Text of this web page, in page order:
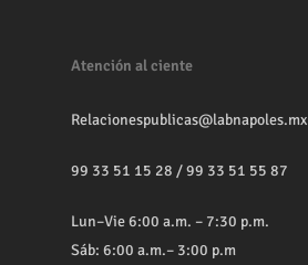
Atención al ciente
Relacionespublicas@labnapoles.mx
99 33 51 15 28 /99 33 51 55 87
Lun–Vie 6:00 a.m. – 7:30 p.m.
Sáb: 6:00 a.m.– 3:00 p.m